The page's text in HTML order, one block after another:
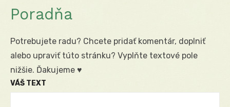
Poradňa
Potrebujete radu? Chcete pridať komentár, doplniť
alebo upraviť túto stránku? Vyplňte textové pole
nižšie. Ďakujeme ♥
VÁŠ TEXT